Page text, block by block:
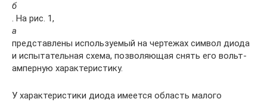
б
. На рис. 1,
а
представлены используемый на чертежах символ диода
и испытательная схема, позволяющая снять его вольт-
амперную характеристику.
У характеристики диода имеется область малого